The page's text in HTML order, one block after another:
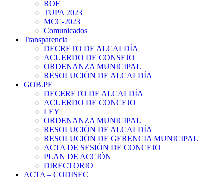
ROF
TUPA 2023
MCC-2023
Comunicados
Transparencia
DECRETO DE ALCALDÍA
ACUERDO DE CONSEJO
ORDENANZA MUNICIPAL
RESOLUCIÓN DE ALCALDÍA
GOB.PE
DECERETO DE ALCALDÍA
ACUERDO DE CONCEJO
LEY
ORDENANZA MUNICIPAL
RESOLUCIÓN DE ALCALDÍA
RESOLUCIÓN DE GERENCIA MUNICIPAL
ACTA DE SESIÓN DE CONCEJO
PLAN DE ACCIÓN
DIRECTORIO
ACTA – CODISEC